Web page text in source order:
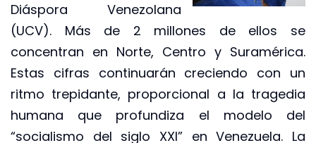
Diáspora Venezolana
(UCV). Más de 2 millones de ellos se
concentran en Norte, Centro y Suramérica.
Estas cifras continuarán creciendo con un
ritmo trepidante, proporcional a la tragedia
humana que profundiza el modelo del
“socialismo del siglo XXI” en Venezuela. La